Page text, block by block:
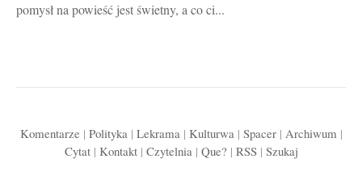
pomysł na powieść jest świetny, a co ci...
Komentarze | Polityka| Lekrama| Kulturwa| Spacer| Archiwum |
Cytat| Kontakt| Czytelnia| Que? | RSS| Szukaj